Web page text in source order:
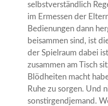
selbstverständlich
im Ermessen der
Bedienungen dann
beisammen sind, ist
der Spielraum dabei
zusammen am Tisch
Blödheiten macht
Ruhe zu sorgen. Und
sonstirgendjemand.